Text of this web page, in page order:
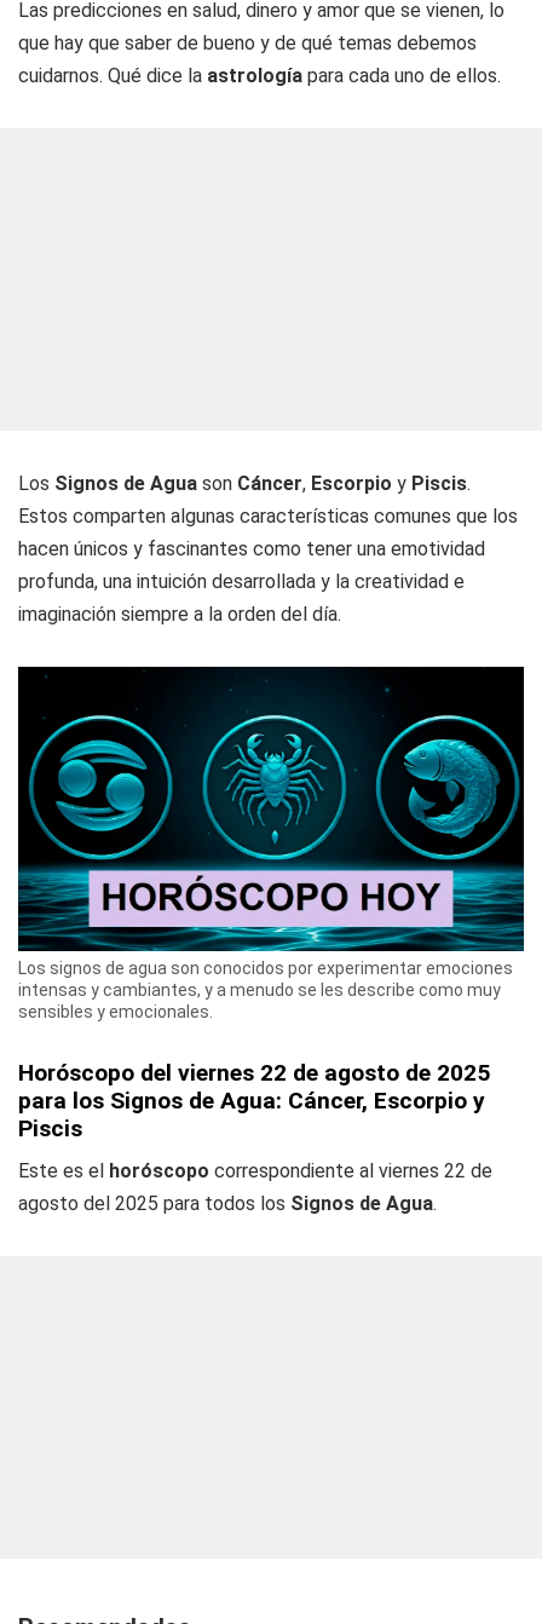
Las predicciones en salud, dinero y amor que se vienen, lo
que hay que saber de bueno y de qué temas debemos
cuidarnos. Qué dice la astrología para cada uno de ellos.
Los Signos de Agua son Cáncer, Escorpio y Piscis.
Estos comparten algunas características comunes que los
hacen únicos y fascinantes como tener una emotividad
profunda, una intuición desarrollada y la creatividad e
imaginación siempre a la orden del día.
Los signos de agua son conocidos por experimentar emociones
intensas y cambiantes, y a menudo se les describe como muy
sensibles y emocionales.
Horóscopo del viernes 22 de agosto de 2025
para los Signos de Agua: Cáncer, Escorpio y
Piscis
Este es el horóscopo correspondiente al viernes 22 de
agosto del 2025 para todos los Signos de Agua.